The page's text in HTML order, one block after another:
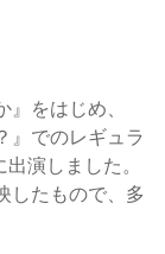
をはじめ、
』でのレギュラ
演しました。
したもので、多